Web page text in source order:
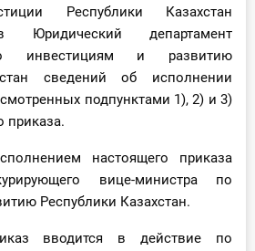
Республики Казахстан
Юридический департамент
инвестициям и развитию
сведений об исполнении
подпунктами 1), 2) и 3)
приказа.
настоящего приказа
вице-министра по
Республики Казахстан.
вводится в действие по